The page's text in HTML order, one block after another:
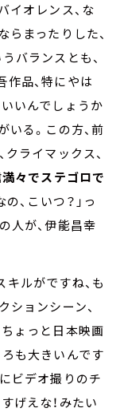
イオレンス、な
らまったりした、
バランスとも、
品、特にやは
いんでしょうか
いる。この方、前
ライマックス、
々でステゴロで
の、こいつ？」っ
人が、伊能昌幸
ルがですね、も
ションシーン、
ょっと日本映画
も大きいんです
ビデオ撮りのチ
げえな！みたい